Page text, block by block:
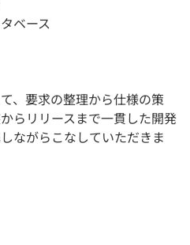
ベース
、要求の整理から仕様の策
らリリースまで一貫した開発
ながらこなしていただきま